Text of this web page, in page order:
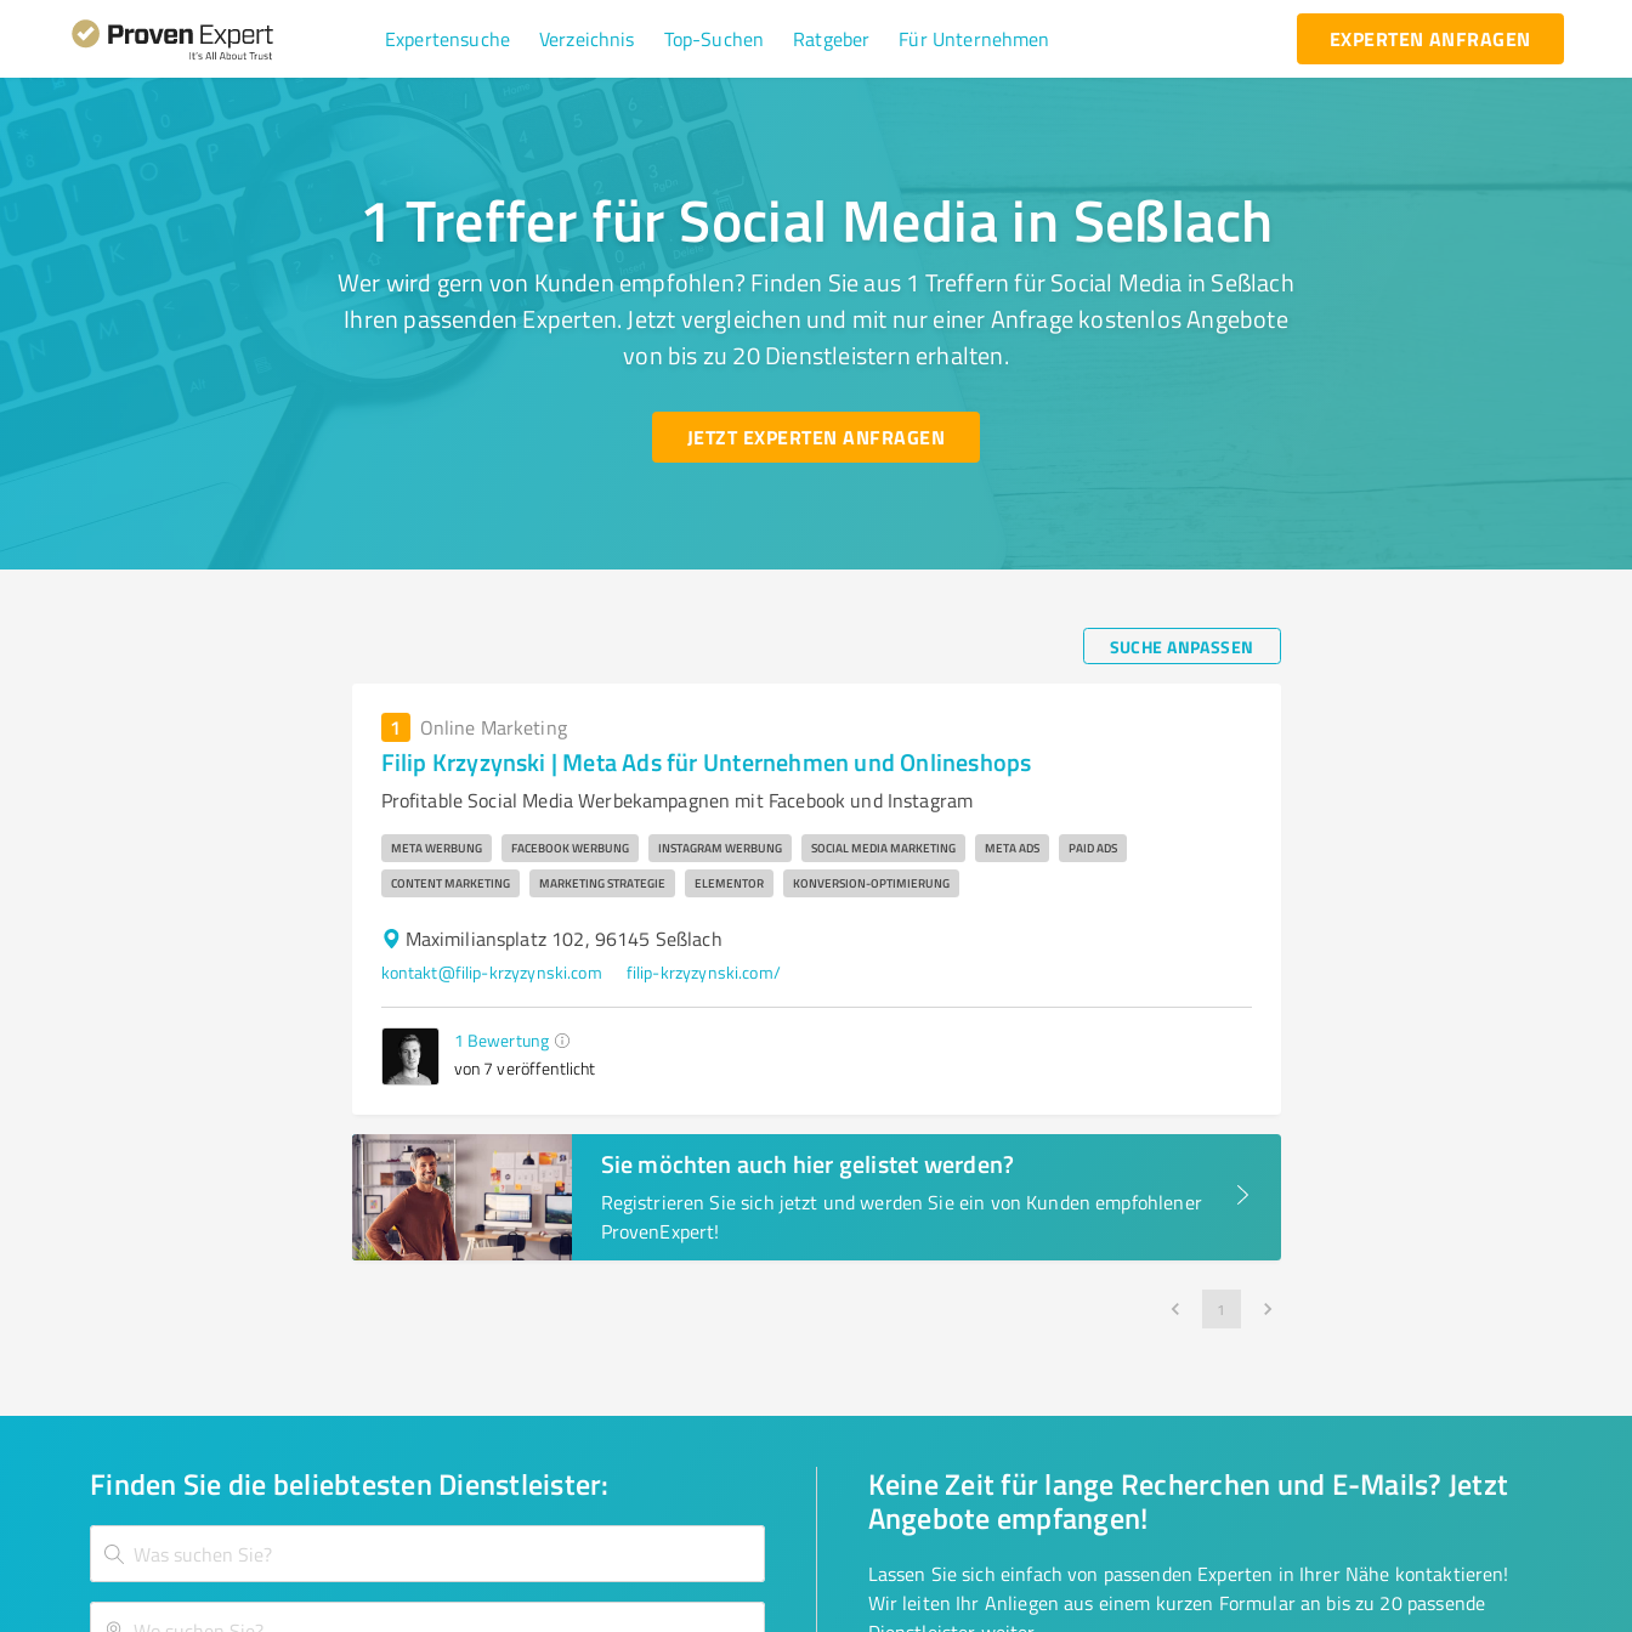
Expertensuche Verzeichnis Top-Suchen Ratgeber Für Unternehmen EXPERTEN ANFRAGEN
1 Treffer für Social Media in Seßlach
Wer wird gern von Kunden empfohlen? Finden Sie aus 1 Treffern für Social Media in Seßlach
Ihren passenden Experten. Jetzt vergleichen und mit nur einer Anfrage kostenlos Angebote
von bis zu 20 Dienstleistern erhalten.
JETZT EXPERTEN ANFRAGEN
SUCHE ANPASSEN
1 Online Marketing
Filip Krzyzynski | Meta Ads für Unternehmen und Onlineshops
Profitable Social Media Werbekampagnen mit Facebook und Instagram
META WERBUNG FACEBOOK WERBUNG INSTAGRAM WERBUNG SOCIAL MEDIA MARKETING META ADS PAID ADS
CONTENT MARKETING MARKETING STRATEGIE ELEMENTOR KONVERSION-OPTIMIERUNG
Maximiliansplatz 102, 96145 Seßlach
kontakt@filip-krzyzynski.com filip-krzyzynski.com/
1 Bewertung
von 7 veröffentlicht
Sie möchten auch hier gelistet werden?
Registrieren Sie sich jetzt und werden Sie ein von Kunden empfohlener
ProvenExpert!
1
Finden Sie die beliebtesten Dienstleister:
Keine Zeit für lange Recherchen und E-Mails? Jetzt
Angebote empfangen!
Lassen Sie sich einfach von passenden Experten in Ihrer Nähe kontaktieren!
Wir leiten Ihr Anliegen aus einem kurzen Formular an bis zu 20 passende